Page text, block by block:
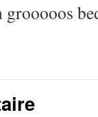
grooooos